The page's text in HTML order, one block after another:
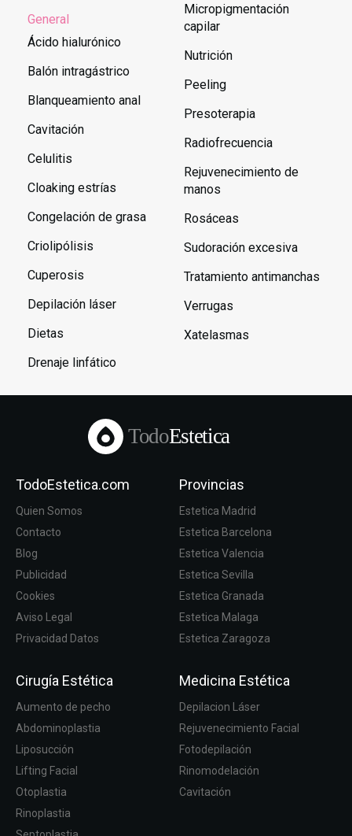
General
Ácido hialurónico
Balón intragástrico
Blanqueamiento anal
Cavitación
Celulitis
Cloaking estrías
Congelación de grasa
Criolipólisis
Cuperosis
Depilación láser
Dietas
Drenaje linfático
Micropigmentación
capilar
Nutrición
Peeling
Presoterapia
Radiofrecuencia
Rejuvenecimiento de
manos
Rosáceas
Sudoración excesiva
Tratamiento antimanchas
Verrugas
Xatelasmas
TodoEstetica
TodoEstetica.com
Quien Somos
Contacto
Blog
Publicidad
Cookies
Aviso Legal
Privacidad Datos
Provincias
Estetica Madrid
Estetica Barcelona
Estetica Valencia
Estetica Sevilla
Estetica Granada
Estetica Malaga
Estetica Zaragoza
Cirugía Estética
Aumento de pecho
Abdominoplastia
Liposucción
Lifting Facial
Otoplastia
Rinoplastia
Medicina Estética
Depilacion Láser
Rejuvenecimiento Facial
Fotodepilación
Rinomodelación
Cavitación